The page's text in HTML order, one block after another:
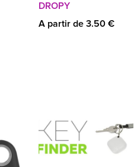
DROPY
A partir de 3.50 €